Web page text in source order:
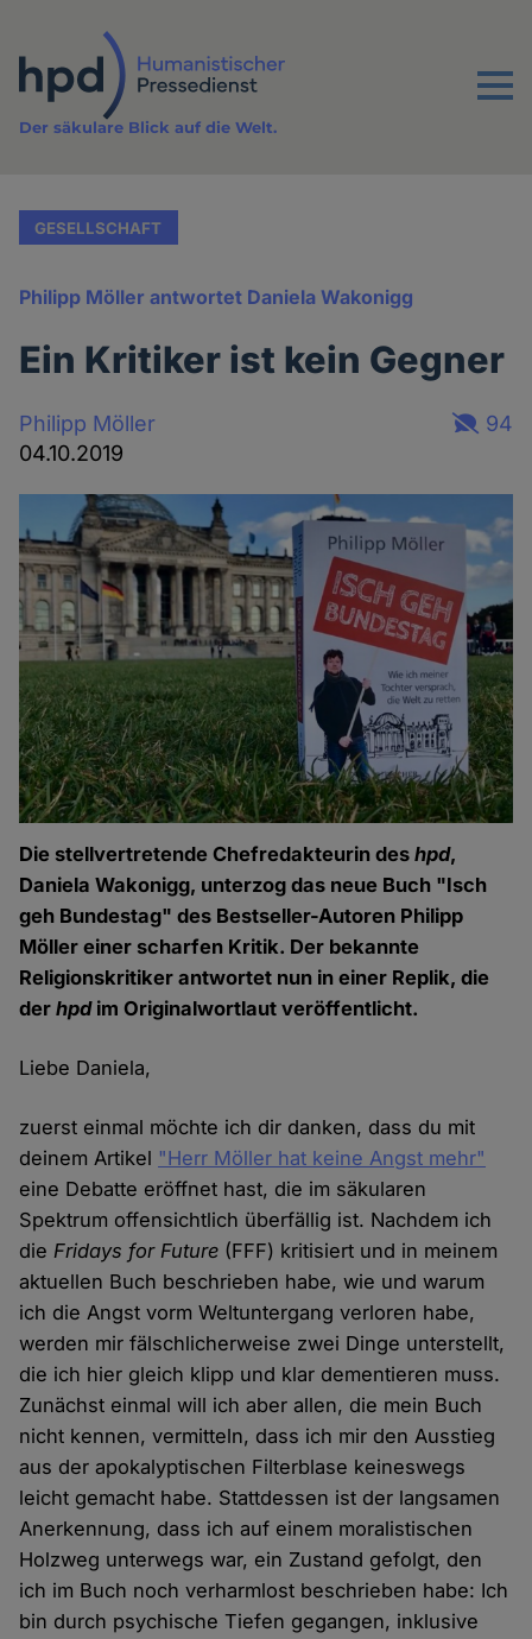
Inhalt
Menu
Der säkulare Blick auf die Welt.
GESELLSCHAFT
Philipp Möller antwortet Daniela Wakonigg
Ein Kritiker ist kein Gegner
Philipp Möller
04.10.2019
94
Die stellvertretende Chefredakteurin deshpd,
Daniela Wakonigg, unterzog das neue Buch "Isch
geh Bundestag" des Bestseller-Autoren Philipp
Möller einer scharfen Kritik. Der bekannte
Religionskritiker antwortet nun in einer Replik, die
derhpdim Originalwortlaut veröffentlicht.
Liebe Daniela,
zuerst einmal möchte ich dir danken, dass du mit
deinem Artikel "Herr Möller hat keine Angst mehr"
eine Debatte eröffnet hast, die im säkularen
Spektrum offensichtlich überfällig ist. Nachdem ich
dieFridays for Future (FFF) kritisiert und in meinem
aktuellen Buch beschrieben habe, wie und warum
ich die Angst vorm Weltuntergang verloren habe,
werden mir fälschlicherweise zwei Dinge unterstellt,
die ich hier gleich klipp und klar dementieren muss.
Zunächst einmal will ich aber allen, die mein Buch
nicht kennen, vermitteln, dass ich mir den Ausstieg
aus der apokalyptischen Filterblase keineswegs
leicht gemacht habe. Stattdessen ist der langsamen
Anerkennung, dass ich auf einem moralistischen
Holzweg unterwegs war, ein Zustand gefolgt, den
ich im Buch noch verharmlost beschrieben habe: Ich
bin durch psychische Tiefen gegangen, inklusive